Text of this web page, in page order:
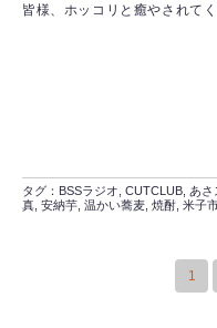
皆様、ホッコリと癒やされて
タグ： BSSラジオ CUTCLUB あさ
真 安納芋 温かい蕎麦 焼酎 米子
1